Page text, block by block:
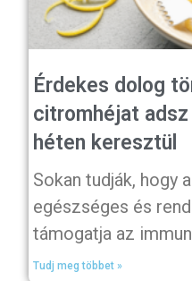
Érdekes dolog
citromhéjat
héten keresztül
Sokan tudják, hogy
egészséges és
támogatja az
Tudj meg többet »